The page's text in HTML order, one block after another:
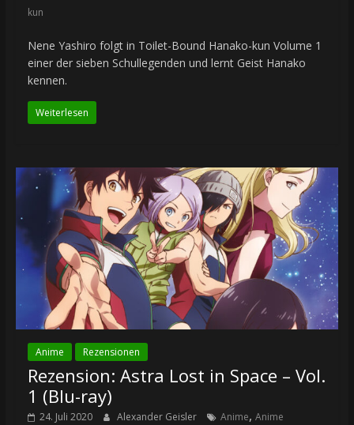
kun
Nene Yashiro folgt in Toilet-Bound Hanako-kun Volume 1
einer der sieben Schullegenden und lernt Geist Hanako
kennen.
Weiterlesen
Anime Rezensionen
Rezension: Astra Lost in Space – Vol.
1 (Blu-ray)
24. Juli 2020 Alexander Geisler Anime, Anime